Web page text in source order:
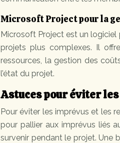
Microsoft Project pour la
Microsoft Project est un logiciel
projets plus complexes. Il
ressources, la gestion des
l’état du projet.
Astuces pour éviter
Pour éviter les imprévus et les
pour pallier aux imprévus liés
survenir pendant le projet. Une